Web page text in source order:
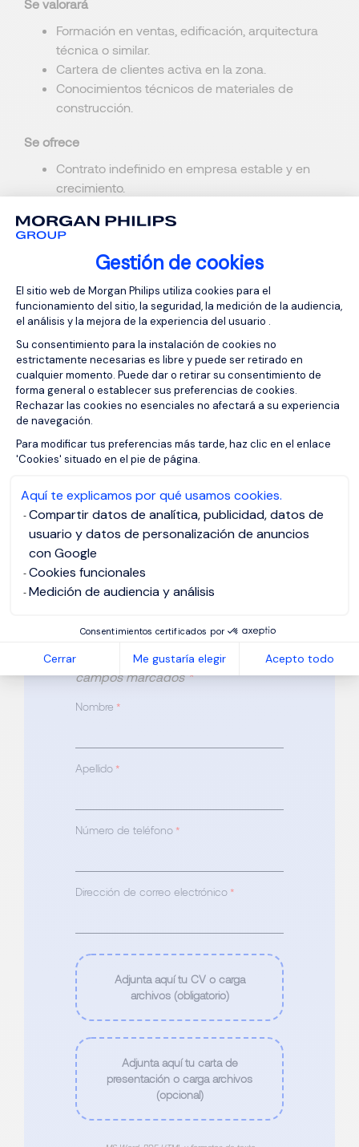
Gestión de cookies
Plataforma de Gestión de
El sitio web de Morgan Philips utiliza cookies para el
funcionamiento del sitio, la seguridad, la medición de la audiencia,
el análisis y la mejora de la experiencia del usuario .
Su consentimiento para la instalación de cookies no
estrictamente necesarias es libre y puede ser retirado en
cualquier momento. Puede dar o retirar su consentimiento de
forma general o establecer sus preferencias de cookies.
Rechazar las cookies no esenciales no afectará a su experiencia
de navegación.
Para modificar tus preferencias más tarde, haz clic en el enlace
'Cookies' situado en el pie de página.
Aquí te explicamos por qué usamos cookies.
Compartir datos de analítica, publicidad, datos de
usuario y datos de personalización de anuncios
con Google
Cookies funcionales
Medición de audiencia y análisis
Consentimientos certificados por
Cerrar Me gustaría elegir Acepto todo
Se valorará
Formación en ventas, edificación, arquitectura
técnica o similar.
Cartera de clientes activa en la zona.
Conocimientos técnicos de materiales de
construcción.
Se ofrece
Contrato indefinido en empresa estable y en
crecimiento.
techo).
comerciales.
Formación inicial y apoyo continuo.
Buen ambiente de trabajo y posibilidades reales
de desarrollo profesional.
Inscribirme en esta
oferta: Comercial
B2B Materiales de
Construcción
Referencia: ES_876715
Por favor, completa todos los
campos marcados*
Nombre *
Apellido *
Número de teléfono *
Dirección de correo electrónico *
Adjunta aquí tu CV o carga
archivos (obligatorio)
Adjunta aquí tu carta de
presentación o carga archivos
(opcional)